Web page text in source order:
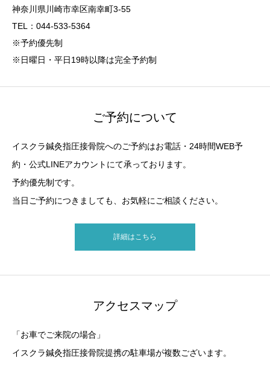
神奈川県川崎市幸区南幸町3-55
TEL：044-533-5364
※予約優先制
※日曜日・平日19時以降は完全予約制
ご予約について
イスクラ鍼灸指圧接骨院へのご予約はお電話・24時間WEB予
約・公式LINEアカウントにて承っております。
予約優先制です。
当日ご予約につきましても、お気軽にご相談ください。
詳細はこちら
アクセスマップ
「お車でご来院の場合」
イスクラ鍼灸指圧接骨院提携の駐車場が複数ございます。